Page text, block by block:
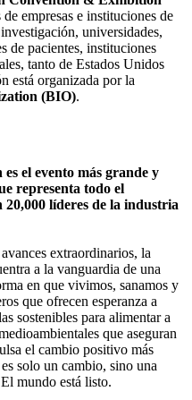
empresas e instituciones de
universidades,
de pacientes, instituciones
tanto de Estados Unidos
está organizada por la
(BIO).
el evento más grande y
representa todo el
20,000 líderes de la industria
extraordinarios, la
a la vanguardia de una
en que vivimos, sanamos y
que ofrecen esperanza a
sostenibles para alimentar a
que aseguran
el cambio positivo más
solo un cambio, sino una
mundo está listo.